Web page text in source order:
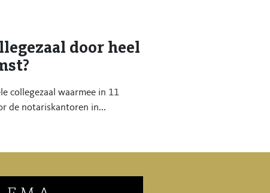
door heel
collegezaal waarmee in 11
de notariskantoren in...